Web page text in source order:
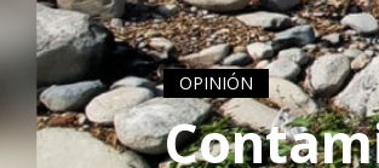
OPINIÓN